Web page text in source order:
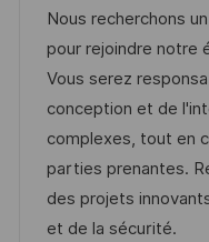
c
a
c
i
ó
n
c
a
c
i
ó
n
c
h
a
d
e
p
u
b
d
e
e
m
p
e
Nous recherchons
pour rejoindre notre
Vous serez
conception et de
complexes, tout en
parties prenantes.
des projets
et de la sécurité.